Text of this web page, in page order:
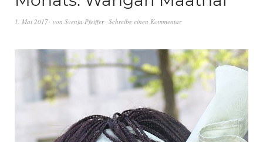
1. Mai 2017 von Svenja Pfeiffer Schreibe einen Kommentar